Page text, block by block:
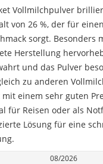
Vollmilchpulver
von 26 %, der für
sorgt. Besonders
Herstellung
und das Pulver
zu anderen
einem sehr guten
für Reisen oder als
Lösung für eine
08/2026